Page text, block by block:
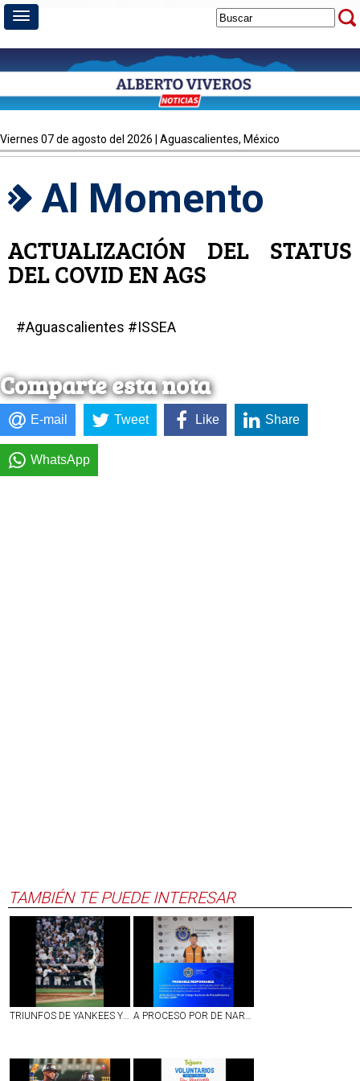
viernes 07 de agosto del 2026 | Aguascalientes, México
Al Momento
ACTUALIZACIÓN DEL STATUS
DEL COVID EN AGS
#Aguascalientes #ISSEA
Comparte esta nota
E-mail Tweet Like Share
WhatsApp
TAMBIÉN TE PUEDE INTERESAR
TRIUNFOS DE YANKEES Y BOSTON EN LA JORNADA DEL LUNES EN LAS GRANDES LIGAS A PROCESO POR DE NARCOMENUDEO SUJETO DETENIDO EN EJIDO DE PEÑUELAS, AGS